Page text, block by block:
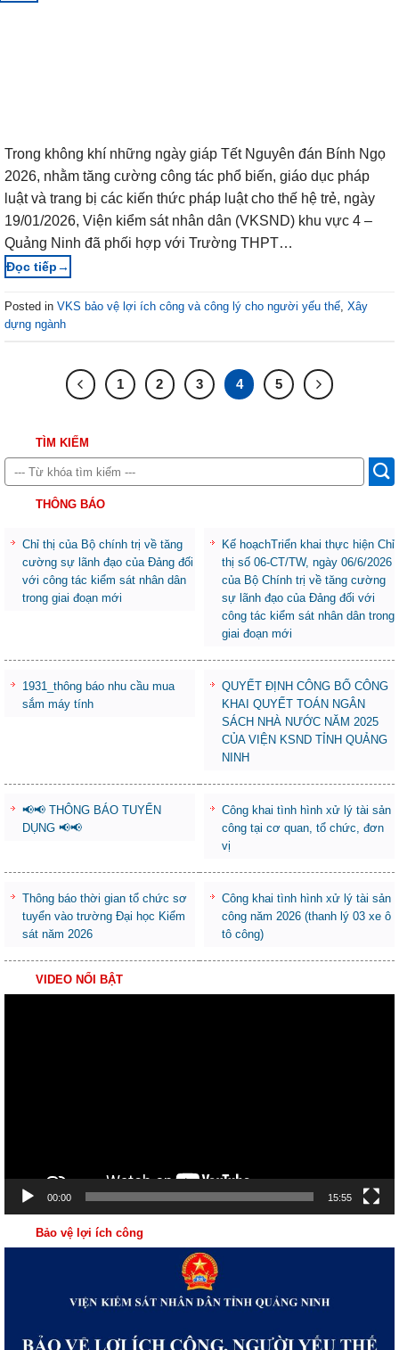
Trong không khí những ngày giáp Tết Nguyên đán Bính Ngọ
2026, nhằm tăng cường công tác phổ biến, giáo dục pháp
luật và trang bị các kiến thức pháp luật cho thế hệ trẻ, ngày
19/01/2026, Viện kiểm sát nhân dân (VKSND) khu vực 4 –
Quảng Ninh đã phối hợp với Trường THPT…
→
Posted in VKS bảo vệ lợi ích công và công lý cho người yếu thế, Xây
dựng ngành
1 2 3 4 5
TÌM KIẾM
THÔNG BÁO
Chỉ thị của Bộ chính trị về tăng
cường sự lãnh đạo của Đảng đối
với công tác kiểm sát nhân dân
trong giai đoạn mới
Kế hoạchTriển khai thực hiện Chỉ
thị số 06-CT/TW, ngày 06/6/2026
của Bộ Chính trị về tăng cường
sự lãnh đạo của Đảng đối với
công tác kiểm sát nhân dân trong
giai đoạn mới
1931_thông báo nhu cầu mua
sắm máy tính
QUYẾT ĐỊNH CÔNG BỐ CÔNG
KHAI QUYẾT TOÁN NGÂN
SÁCH NHÀ NƯỚC NĂM 2025
CỦA VIỆN KSND TỈNH QUẢNG
NINH
📢📢 THÔNG BÁO TUYỂN
DỤNG 📢📢
Công khai tình hình xử lý tài sản
công tại cơ quan, tổ chức, đơn
vị
Thông báo thời gian tổ chức sơ
tuyển vào trường Đại học Kiểm
sát năm 2026
Công khai tình hình xử lý tài sản
công năm 2026 (thanh lý 03 xe ô
tô công)
VIDEO NỔI BẬT
00:00 15:55
Bảo vệ lợi ích công